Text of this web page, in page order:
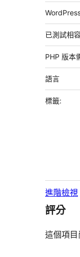
已測試相
PHP 版本
語言
標籤:
進階檢視
評分
這個項目